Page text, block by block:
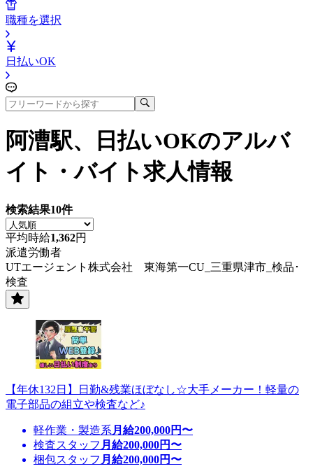
職種を選択
日払いOK
阿漕駅、日払いOKのアルバ
イト・バイト求人情報
検索結果10件
平均時給1,362円
派遣労働者
UTエージェント株式会社 東海第一CU_三重県津市_検品･
検査
【年休132日】日勤&残業ほぼなし☆大手メーカー！軽量の
電子部品の組立や検査など♪
軽作業・製造系 月給200,000円〜
検査スタッフ 月給200,000円〜
梱包スタッフ 月給200,000円〜